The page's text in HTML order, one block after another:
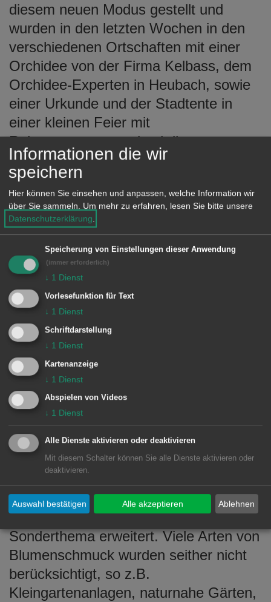
diesem neuen Modus gestellt und
wurden in den letzten Wochen in den
verschiedenen Ortschaften mit einer
Orchidee von der Firma Kelbass, dem
Orchidee-Experten in Heubach, sowie
einer Urkunde und der Stadtente in
einer kleinen Feier mit
Rahmenprogramm durch ihre
Ortsvorsteher geehrt. Bei der letzten
Preisverleihung für die Kernstadt und
Weststadt im Rathaus am 16.
November nahmen auch alle 83
Erstplatzierten aus sämtlichen
Ortsteilen automatisch an einer
Sonderauslosung teil. Pro Kategorie
wurde ein Gewinner für die
Gesamtstadt ausgelost. Jeweils über
eine Yucca Palme sowie einen 100 €
Gutschein von einem ortsansässigen
Garten-Center, gesponsert vom
Verkehrs- und Verschönerungsverein,
konnten sich freuen: Karin Huber aus
Dewangen (Balkon), Gertrud Maier aus
Aalen (Vorgarten), Edeltraud Sänger
aus Aalen (Hauseingang) und Gertrud
Nächstes Jahr wird der
Blumenschmuckwettbewerb um ein
Sonderthema erweitert. Viele Arten von
Blumenschmuck wurden seither nicht
berücksichtigt, so z.B.
Kleingartenanlagen, naturnahe Gärten,
Informationen die wir
speichern
Hier können Sie einsehen und anpassen, welche Information wir
über Sie sammeln. Um mehr zu erfahren, lesen Sie bitte unsere
Datenschutzerklärung.
Speicherung von Einstellungen dieser Anwendung
(immer erforderlich)
↓ 1 Dienst
Vorlesefunktion für Text
↓ 1 Dienst
Schriftdarstellung
↓ 1 Dienst
Kartenanzeige
↓ 1 Dienst
Abspielen von Videos
↓ 1 Dienst
Alle Dienste aktivieren oder deaktivieren
Mit diesem Schalter können Sie alle Dienste aktivieren oder
deaktivieren.
Ablehnen
Auswahl bestätigen Alle akzeptieren